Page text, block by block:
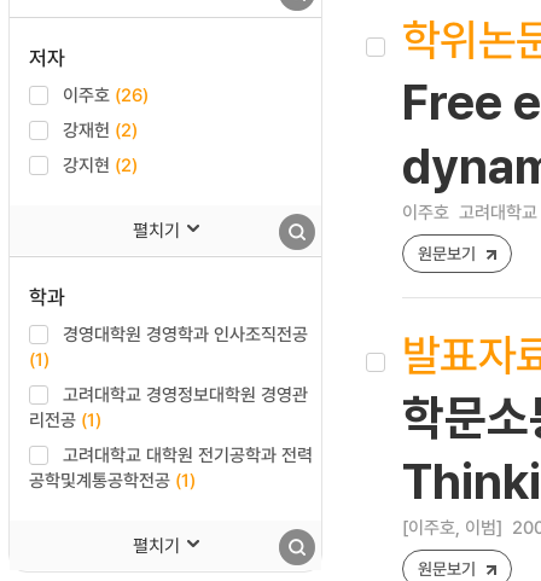
저자
이주호 (26)
강재헌 (2)
강지현 (2)
펼치기
학과
경영대학원 경영학과 인사조직전공
(1)
고려대학교 경영정보대학원 경영관
리전공 (1)
고려대학교 대학원 전기공학과 전력
공학및계통공학전공 (1)
펼치기
학위논
Free
이주호 고려대학
원문보기
발표자
학문
[이주호, 이범]
원문보기